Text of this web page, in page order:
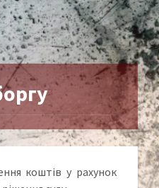
коштів у рахунок